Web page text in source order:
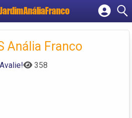
JardimAnáliaFranco
Cadastrar empresa
Criar conta
Anália Franco
Avalie! 358